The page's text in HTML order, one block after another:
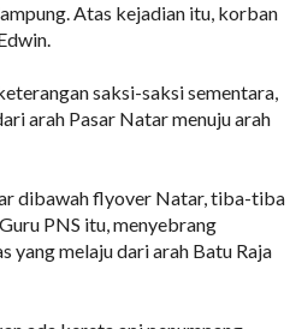
Atas kejadian itu, korban
saksi-saksi sementara,
arah Pasar Natar menuju arah
dibawah flyover Natar, tiba-tiba
PNS itu, menyebrang
yang melaju dari arah Batu Raja